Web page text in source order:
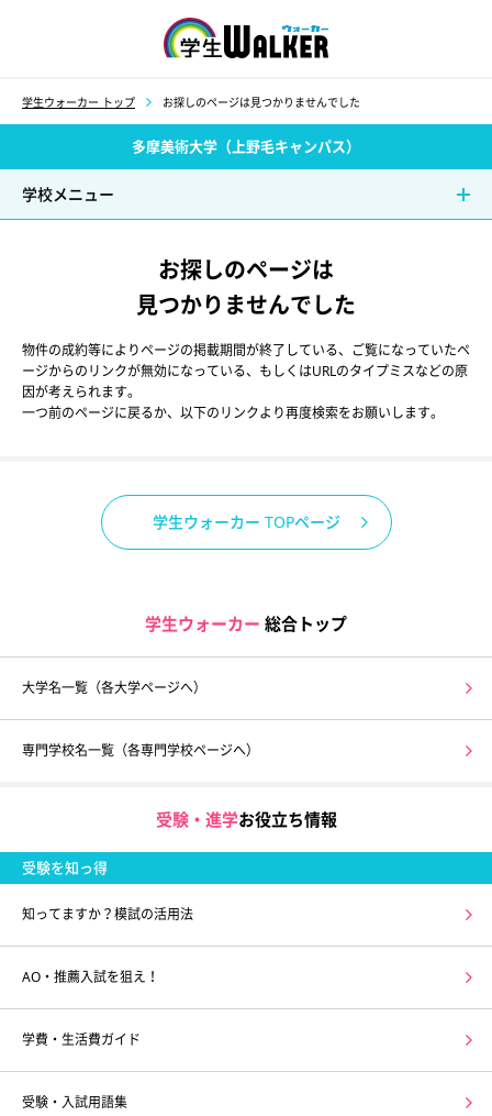
学生ウォーカー トップ お探しのページは見つかりませんでした
多摩美術大学（上野毛キャンパス）
学校メニュー
お探しのページは
見つかりませんでした
物件の成約等によりページの掲載期間が終了している、ご覧になっていたペ
ージからのリンクが無効になっている、もしくはURLのタイプミスなどの原
因が考えられます。
一つ前のページに戻るか、以下のリンクより再度検索をお願いします。
学生ウォーカー TOPページ
学生ウォーカー 総合トップ
大学名一覧（各大学ページへ）
専門学校名一覧（各専門学校ページへ）
受験・進学お役立ち情報
受験を知っ得
知ってますか？模試の活用法
AO・推薦入試を狙え！
学費・生活費ガイド
受験・入試用語集